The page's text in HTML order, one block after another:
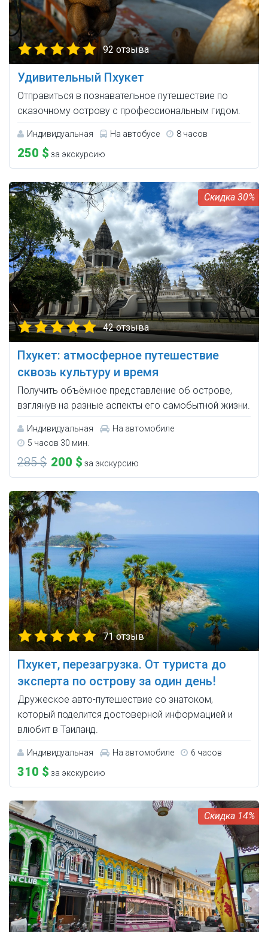
92 отзыва
Удивительный Пхукет
Отправиться в познавательное путешествие по
сказочному острову с профессиональным гидом.
Индивидуальная На автобусе 8 часов
250 $ за экскурсию
30%
42 отзыва
Пхукет: атмосферное путешествие
сквозь культуру и время
Получить объёмное представление об острове,
взглянув на разные аспекты его самобытной жизни.
Индивидуальная
На автомобиле
5 часов 30 мин.
285 $ 200 $ за экскурсию
71 отзыв
Пхукет, перезагрузка. От туриста до
эксперта по острову за один день!
Дружеское авто-путешествие со знатоком,
который поделится достоверной информацией и
влюбит в Таиланд.
Индивидуальная На автомобиле 6 часов
310 $ за экскурсию
14%